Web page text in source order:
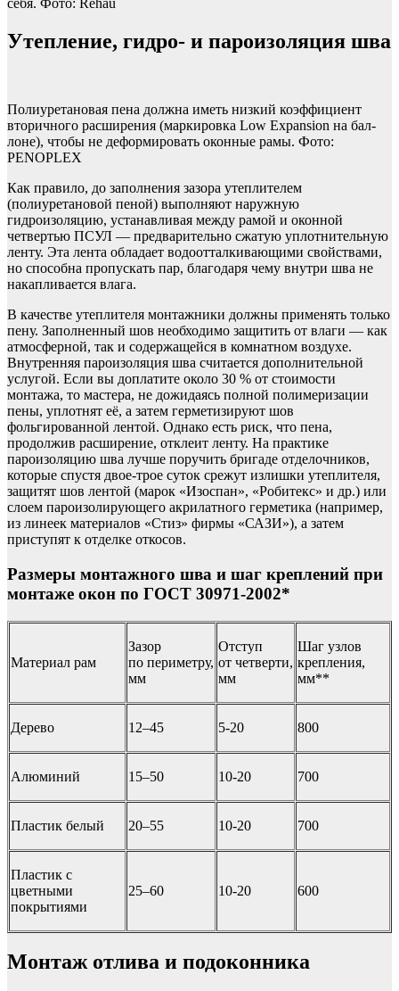
себя. Фото: Rehau
Утепление, гидро- и пароизоляция шва
Полиуретановая пена должна иметь низкий коэффициент
вторичного расширения (маркировка Low Expansion на бал­
лоне), чтобы не деформировать оконные рамы. Фото:
PENOPLEX
Как правило, до заполнения зазора утеплителем
(полиуретановой пеной) выполняют наружную
гидроизоляцию, устанавливая между рамой и оконной
четвертью ПСУЛ — предварительно сжатую уплотнительную
ленту. Эта лента обладает водоотталкивающими свойствами,
но способна пропускать пар, благодаря чему внутри шва не
накапливается влага.
В качестве утеплителя монтажники должны применять только
пену. Заполненный шов необходимо защитить от влаги — как
атмосферной, так и содержащейся в комнатном воздухе.
Внутренняя пароизоляция шва считается дополнительной
услугой. Если вы доплатите около 30 % от стоимости
монтажа, то мастера, не дожидаясь полной полимеризации
пены, уплотнят её, а затем герметизируют шов
фольгированной лентой. Однако есть риск, что пена,
продолжив расширение, отклеит ленту. На практике
пароизоляцию шва лучше поручить бригаде отделочников,
которые спустя двое-трое суток срежут излишки утеплителя,
защитят шов лентой (марок «Изоспан», «Робитекс» и др.) или
слоем пароизолирующего акрилатного герметика (например,
из линеек материалов «Стиз» фирмы «САЗИ»), а затем
приступят к отделке откосов.
Размеры монтажного шва и шаг креплений при
монтаже окон по ГОСТ 30971-2002*
Материал рам
Зазор
по периметру,
мм
Отступ
от четверти,
мм
Шаг узлов
крепления,
мм**
Дерево 12–45 5-20 800
Алюминий 15–50 10-20 700
Пластик белый 20–55 10-20 700
Пластик с
цветными
покрытиями
25–60 10-20 600
Монтаж отлива и подоконника